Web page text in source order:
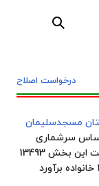
جستجو
درخواست اصلاح
مسجدسلیمان
سرشماری
مرکز آمار ایران که در سال ۱۳۸۵ انجام شد جمعیت این بخش 13493
نفر و تعداد خانوار ساکن در دهستان ابژدان 2474 خانواده برآورد